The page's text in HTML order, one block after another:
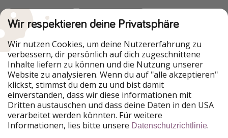
Urlaubspiraten ist Teil der HolidayPirates Group
Unsere Märkte
PiratinViaggio
HolidayPirates
VakantiePiraten
WakacyjniPiraci
VoyagesPirates
Ferienpiraten
Urlaubspiraten
ViajerosPiratas
TravelPirates
Wir respektieren deine Privatsphäre
Wir nutzen Cookies, um deine Nutzererfahrung zu
verbessern, dir persönlich auf dich zugeschnittene
Inhalte liefern zu können und die Nutzung unserer
Website zu analysieren. Wenn du auf "alle akzeptieren"
klickst, stimmst du dem zu und bist damit
einverstanden, dass wir diese informationen mit
Dritten austauschen und dass deine Daten in den USA
verarbeitet werden könnten. Für weitere
Informationen, lies bitte unsere Datenschutzrichtlinie.